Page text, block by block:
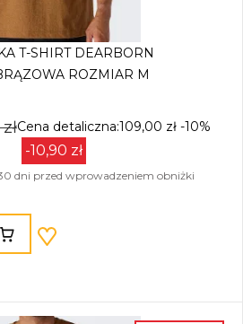
T-SHIRT DEARBORN
ROZMIAR M
Cena detaliczna:109,00 zł -10%
-10,90 zł
dni przed wprowadzeniem obniżki